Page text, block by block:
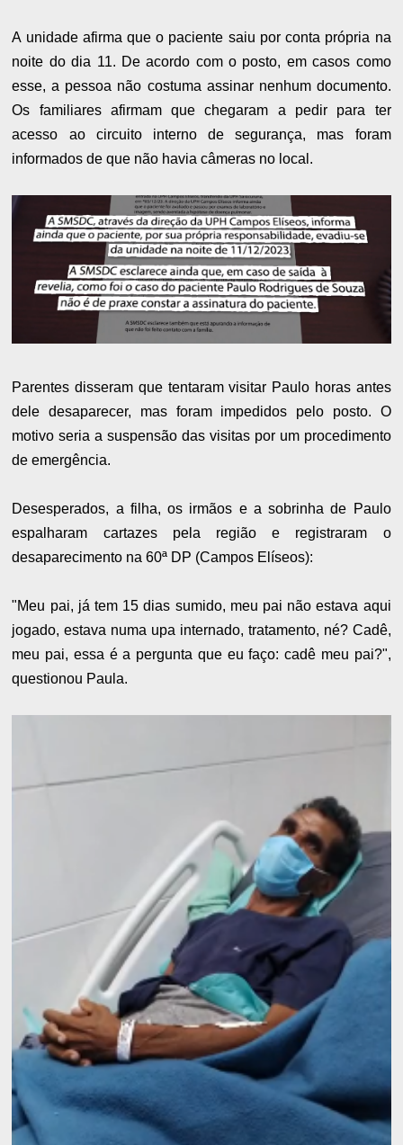
A unidade afirma que o paciente saiu por conta própria na
noite do dia 11. De acordo com o posto, em casos como
esse, a pessoa não costuma assinar nenhum documento.
Os familiares afirmam que chegaram a pedir para ter
acesso ao circuito interno de segurança, mas foram
informados de que não havia câmeras no local.
Parentes disseram que tentaram visitar Paulo horas antes
dele desaparecer, mas foram impedidos pelo posto. O
motivo seria a suspensão das visitas por um procedimento
de emergência.
Desesperados, a filha, os irmãos e a sobrinha de Paulo
espalharam cartazes pela região e registraram o
desaparecimento na 60ª DP (Campos Elíseos):
"Meu pai, já tem 15 dias sumido, meu pai não estava aqui
jogado, estava numa upa internado, tratamento, né? Cadê,
meu pai, essa é a pergunta que eu faço: cadê meu pai?",
questionou Paula.